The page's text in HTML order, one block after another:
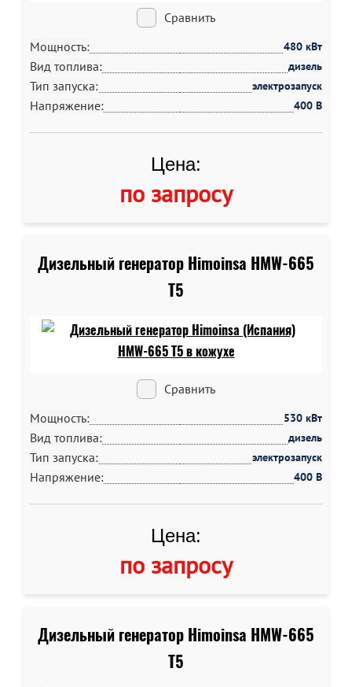
Сравнить
Мощность:
480 кВт
Вид топлива: дизель
Тип запуска: электрозапуск
Напряжение: 400 В
Цена:
по запросу
Дизельный генератор Himoinsa HMW-665
T5
Сравнить
Мощность:
530 кВт
Вид топлива: дизель
Тип запуска: электрозапуск
Напряжение: 400 В
Цена:
по запросу
Дизельный генератор Himoinsa HMW-665
T5